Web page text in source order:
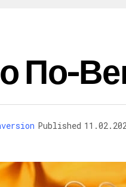
По-
Published